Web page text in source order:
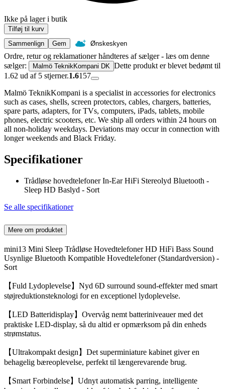
Ikke på lager i butik
Tilføj til kurv
Sammenlign
Gem Ønskeskyen
Ordre, retur og reklamationer håndteres af sælger - læs om denne
sælger:
Malmö TeknikKompani DK Dette produkt er blevet bedømt til
1.62 ud af 5 stjerner.1.6157
Malmö TeknikKompani is a specialist in accessories for electronics
such as cases, shells, screen protectors, cables, chargers, batteries,
spare parts, adapters, for TVs, computers, iPads, tablets, mobile
phones, electric scooters, etc. We ship all orders within 24 hours on
all non-holiday weekdays. Deviations may occur in connection with
longer weekends and Black Friday.
Specifikationer
Trådløse hovedtelefoner In-Ear HiFi Stereolyd Bluetooth -
Sleep HD Baslyd - Sort
Se alle specifikationer
Mere om produktet
mini13 Mini Sleep Trådløse Hovedtelefoner HD HiFi Bass Sound
Usynlige Bluetooth Kompatible Hovedtelefoner (Standardversion) -
Sort
【Fuld Lydoplevelse】Nyd 6D surround sound-effekter med smart
støjreduktionsteknologi for en exceptionel lydoplevelse.
【LED Batteridisplay】Overvåg nemt batteriniveauer med det
praktiske LED-display, så du altid er opmærksom på din enheds
strømstatus.
【Ultrakompakt design】Det superminiature kabinet giver en
behagelig bæreoplevelse, perfekt til længerevarende brug.
【Smart Forbindelse】Udnyt automatisk parring, intelligente